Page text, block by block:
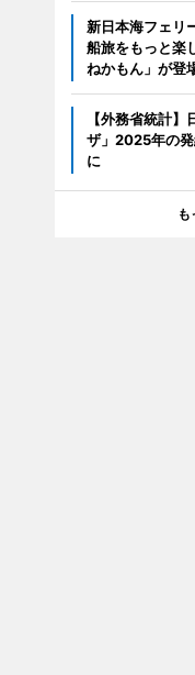
新日本海フェリ
船旅をもっと楽
ねかもん」が登
【外務省統計
ザ」2025年の
に
も